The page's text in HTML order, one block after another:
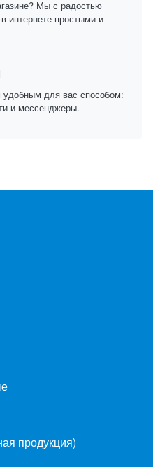
Мы с радостью
интернете простыми и
для вас способом:
и мессенджеры.
продукция)